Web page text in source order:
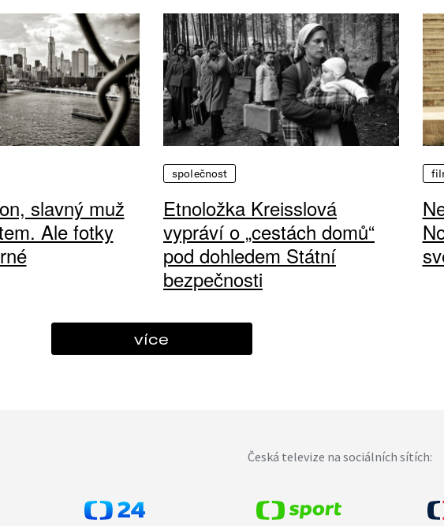
slavný muž
Ale fotky
společnost
Etnoložka Kreisslová
vypráví o „cestách domů“
pod dohledem Státní
bezpečnosti
více
Česká televize na sociálních sítích: